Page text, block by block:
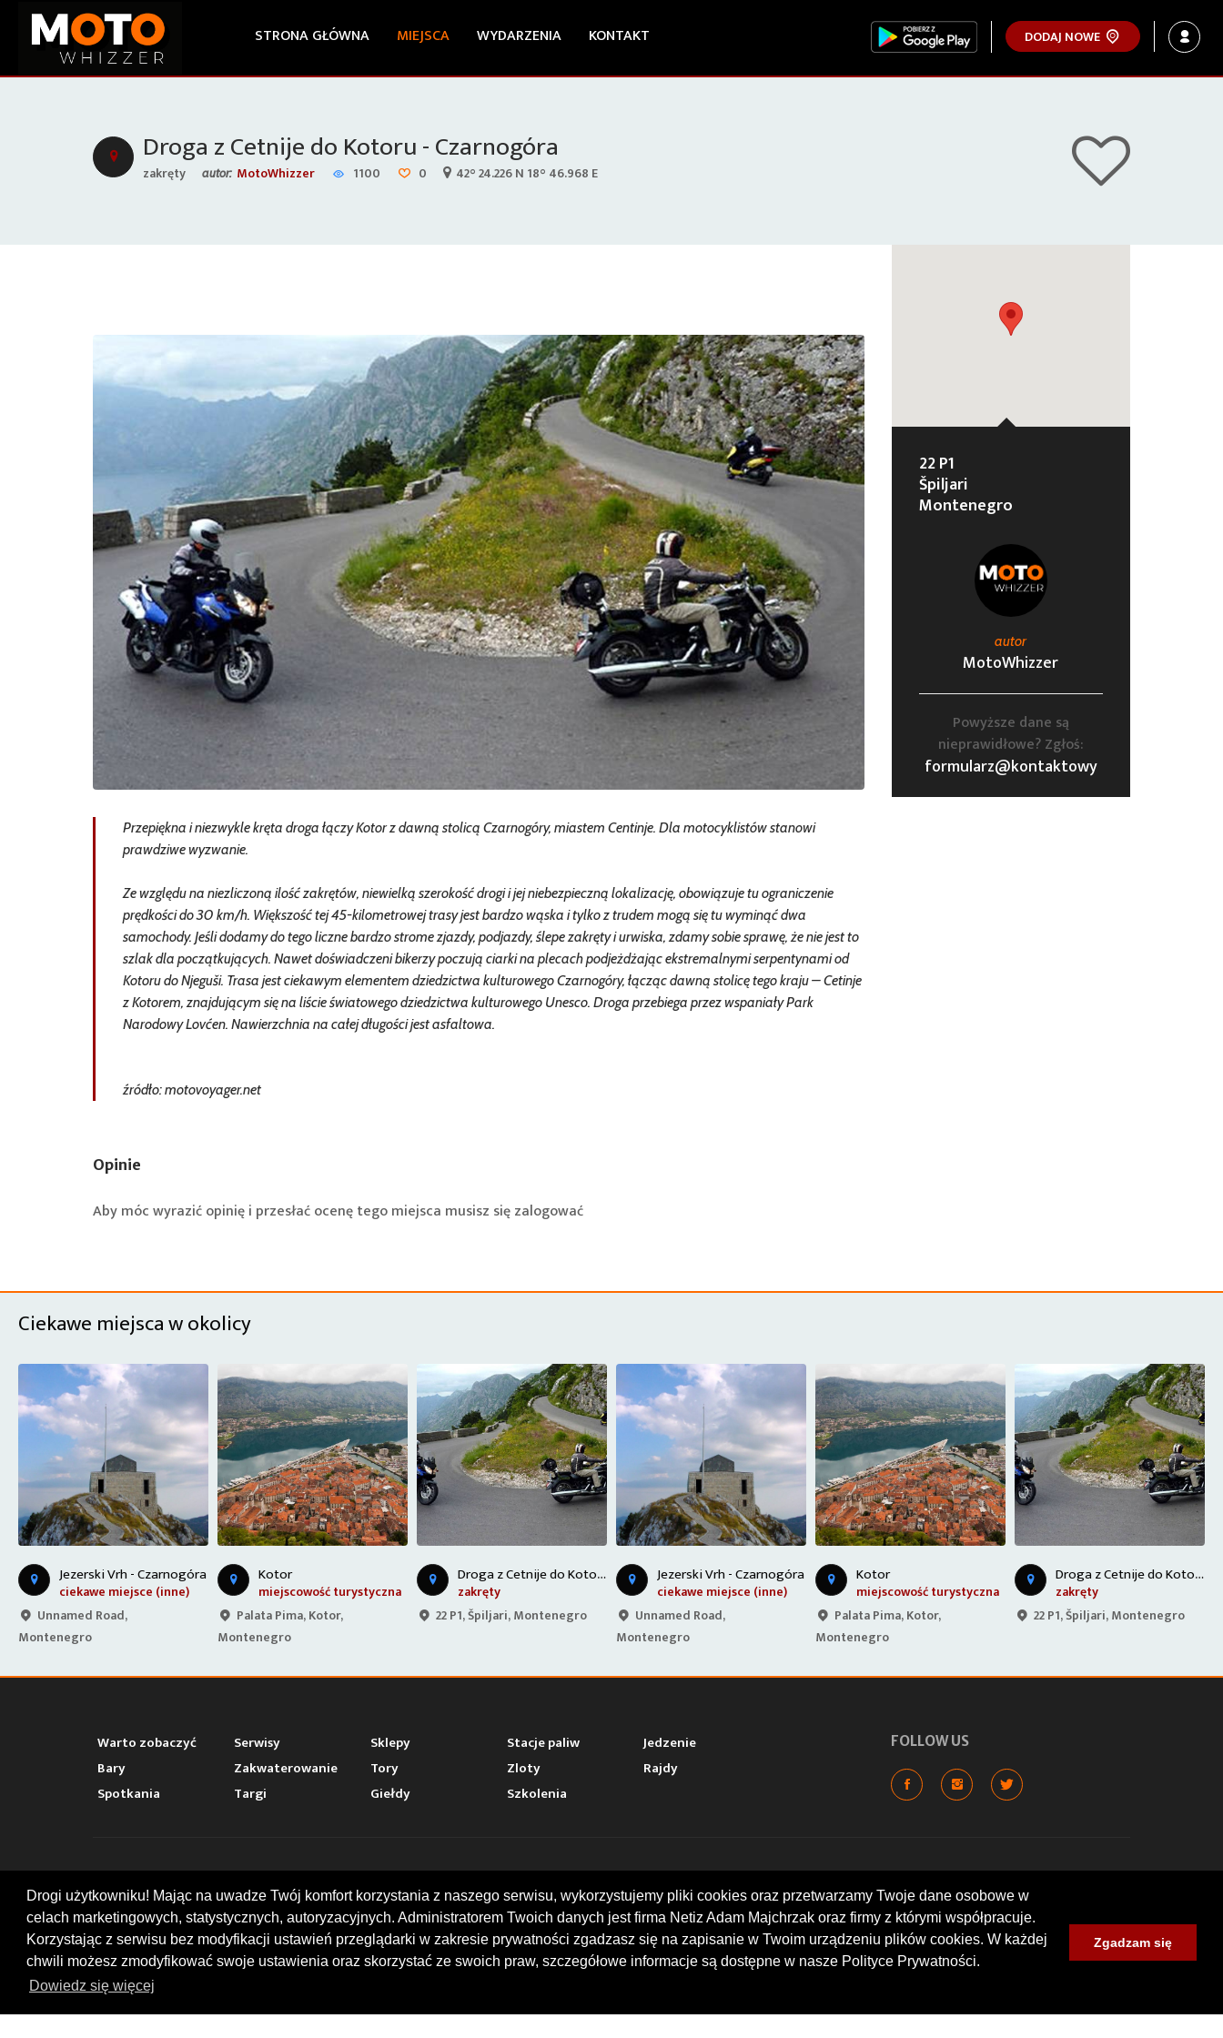
Drogi użytkowniku! Mając na uwadze Twój komfort korzystania z naszego serwisu, wykorzystujemy pliki cookies oraz przetwarzamy Twoje dane osobowe w
celach marketingowych, statystycznych, autoryzacyjnych. Administratorem Twoich danych jest firma Netiz Adam Majchrzak oraz firmy z którymi współpracuje.
Korzystając z serwisu bez modyfikacji ustawień przeglądarki w zakresie prywatności zgadzasz się na zapisanie w Twoim urządzeniu plików cookies. W każdej
chwili możesz zmodyfikować swoje ustawienia oraz skorzystać ze swoich praw, szczegółowe informacje są dostępne w nasze Polityce Prywatności.
Dowiedz się więcej
Zgadzam się
STRONA GŁÓWNA MIEJSCA WYDARZENIA KONTAKT DODAJ NOWE
Droga z Cetnije do Kotoru - Czarnogóra
zakręty autor: MotoWhizzer 1100 0 42° 24.226 N 18° 46.968 E
Przepiękna i niezwykle kręta droga łączy Kotor z dawną stolicą Czarnogóry, miastem Centinje. Dla motocyklistów stanowi
prawdziwe wyzwanie.
Ze względu na niezliczoną ilość zakrętów, niewielką szerokość drogi i jej niebezpieczną lokalizację, obowiązuje tu ograniczenie
prędkości do 30 km/h. Większość tej 45-kilometrowej trasy jest bardzo wąska i tylko z trudem mogą się tu wyminąć dwa
samochody. Jeśli dodamy do tego liczne bardzo strome zjazdy, podjazdy, ślepe zakręty i urwiska, zdamy sobie sprawę, że nie jest to
szlak dla początkujących. Nawet doświadczeni bikerzy poczują ciarki na plecach podjeżdżając ekstremalnymi serpentynami od
Kotoru do Njeguši. Trasa jest ciekawym elementem dziedzictwa kulturowego Czarnogóry, łącząc dawną stolicę tego kraju – Cetinje
z Kotorem, znajdującym się na liście światowego dziedzictwa kulturowego Unesco. Droga przebiega przez wspaniały Park
Narodowy Lovćen. Nawierzchnia na całej długości jest asfaltowa.
źródło: motovoyager.net
Opinie
Aby móc wyrazić opinię i przesłać ocenę tego miejsca musisz sięzalogować
22 P1
Špiljari
Montenegro
autor
MotoWhizzer
Powyższe dane są
nieprawidłowe? Zgłoś:
formularz@kontaktowy
Ciekawe miejsca w okolicy
Jezerski Vrh - Czarnogóra
ciekawe miejsce (inne)
Unnamed Road,
Montenegro
Kotor
miejscowość turystyczna
Palata Pima, Kotor,
Montenegro
D
roga z Cetnije do Kotoru - Czarnogóra
zakręty
22 P1, Špiljari, Montenegro
Jezerski Vrh - Czarnogóra
ciekawe miejsce (inne)
Unnamed Road,
Montenegro
Kotor
miejscowość turystyczna
Palata Pima, Kotor,
Montenegro
D
roga z Cetnije do Kotoru - Czarnogóra
zakręty
22 P1, Špiljari, Montenegro
Warto zobaczyć Serwisy Sklepy Stacje paliw
Jedzenie
Bary
Zakwaterowanie Tory Zloty
Rajdy
Spotkania
Targi Giełdy Szkolenia
FOLLOW US
© 2026 by MotoWhizzer.com
All rights reserved.
KONTAKT
ul. Chopina 16, I piętro
47-400 Racibórz
+48 519 739 378
MOTOWHIZZER.COM
Baza ciekawych miejsc motocyklowych, wartych odwiedzenia
w trakcie podróży. Przydatne lokalizacje: warsztaty, sklepy,
stacje benzynowe. Kalendarium zlotów i spotkań